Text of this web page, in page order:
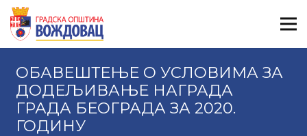
ОБАВЕШТЕЊЕ О УСЛОВИМА ЗА
ДОДЕЉИВАЊЕ НАГРАДА
ГРАДА БЕОГРАДА ЗА 2020.
ГОДИНУ